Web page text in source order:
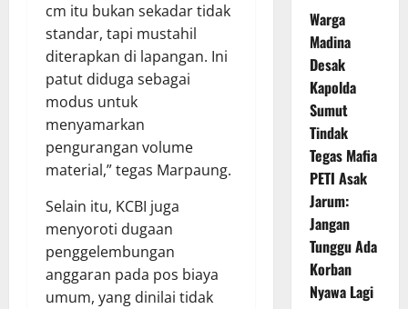
cm itu bukan sekadar tidak
standar, tapi mustahil
diterapkan di lapangan. Ini
patut diduga sebagai
modus untuk
menyamarkan
pengurangan volume
material,” tegas Marpaung.
Selain itu, KCBI juga
menyoroti dugaan
penggelembungan
anggaran pada pos biaya
umum, yang dinilai tidak
Warga
Madina
Desak
Kapolda
Sumut
Tindak
Tegas Mafia
PETI Asak
Jarum:
Jangan
Tunggu Ada
Korban
Nyawa Lagi